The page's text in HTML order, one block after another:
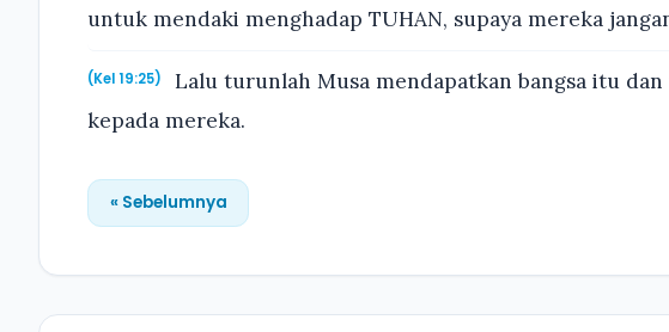
untuk mendaki menghadap TUHAN, supaya mereka
(Kel 19:25)
Lalu turunlah Musa mendapatkan bangsa itu
kepada mereka.
« Sebelumnya